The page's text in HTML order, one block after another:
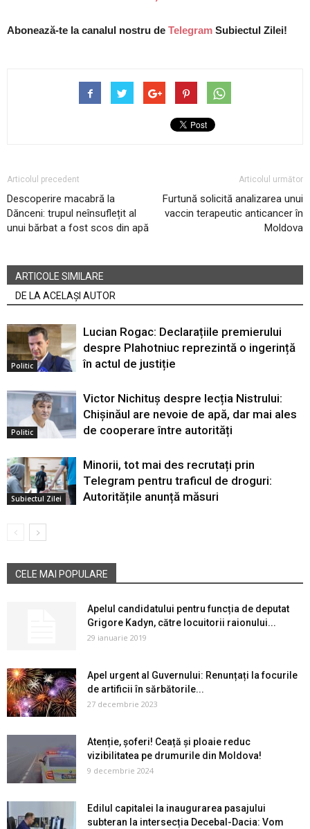
Abonează-te la canalul nostru de Telegram Subiectul Zilei!
Articolul precedent
Descoperire macabră la
Dănceni: trupul neînsuflețit al
unui bărbat a fost scos din apă
Articolul următor
Furtună solicită analizarea unui
vaccin terapeutic anticancer în
Moldova
ARTICOLE SIMILARE
DE LA ACELAȘI AUTOR
Politic
Lucian Rogac: Declarațiile premierului
despre Plahotniuc reprezintă o ingerință
în actul de justiție
Politic
Victor Nichituș despre lecția Nistrului:
Chișinăul are nevoie de apă, dar mai ales
de cooperare între autorități
Subiectul Zilei
Minorii, tot mai des recrutați prin
Telegram pentru traficul de droguri:
Autoritățile anunță măsuri
CELE MAI POPULARE
Apelul candidatului pentru funcția de deputat
Grigore Kadyn, către locuitorii raionului...
29 ianuarie 2019
Apel urgent al Guvernului: Renunțați la focurile
de artificii în sărbătorile...
27 decembrie 2023
Atenție, șoferi! Ceață și ploaie reduc
vizibilitatea pe drumurile din Moldova!
9 decembrie 2024
Edilul capitalei la inaugurarea pasajului
subteran la intersecția Decebal-Dacia: Vom